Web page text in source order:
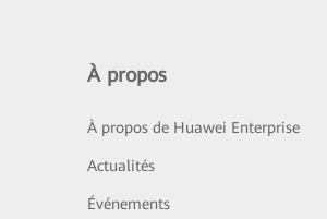
À propos
À propos de Huawei Enterprise
Actualités
Événements